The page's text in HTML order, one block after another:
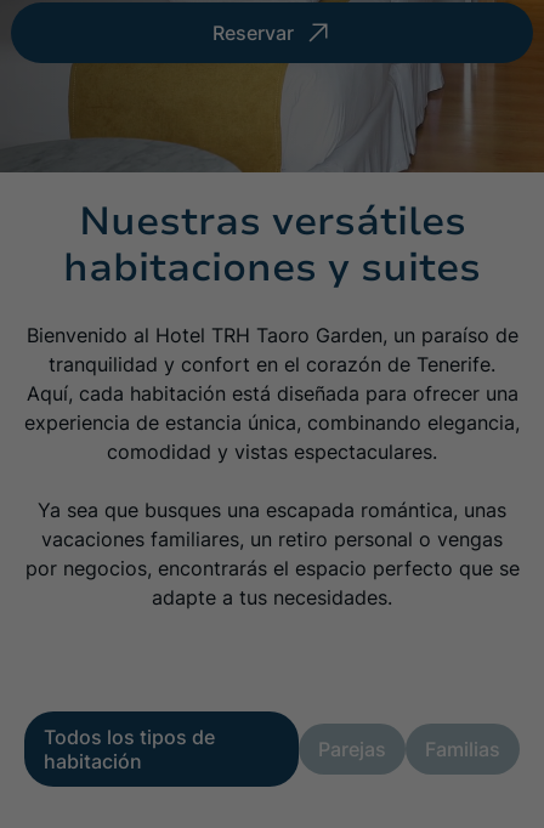
(+34) 955 666 816
(+34) 952 485 800
(+34) 953 748130
(+34) 971 68 28 86
(+34) 952 883 000
TRH Ciudad de Baeza
TRH Paraíso
Conoce el hotel
Palmanova Beach Apartments
TRH Palmanova Suites
Conoce el hotel
Reservar
Nuestras versátiles
habitaciones y suites
Bienvenido al Hotel TRH Taoro Garden, un paraíso de
tranquilidad y confort en el corazón de Tenerife.
Aquí, cada habitación está diseñada para ofrecer una
experiencia de estancia única, combinando elegancia,
comodidad y vistas espectaculares.
Ya sea que busques una escapada romántica, unas
vacaciones familiares, un retiro personal o vengas
por negocios, encontrarás el espacio perfecto que se
adapte a tus necesidades.
Todos los tipos de
habitación
Parejas Familias